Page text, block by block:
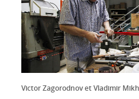
Victor Zagorodnov et Vladimir